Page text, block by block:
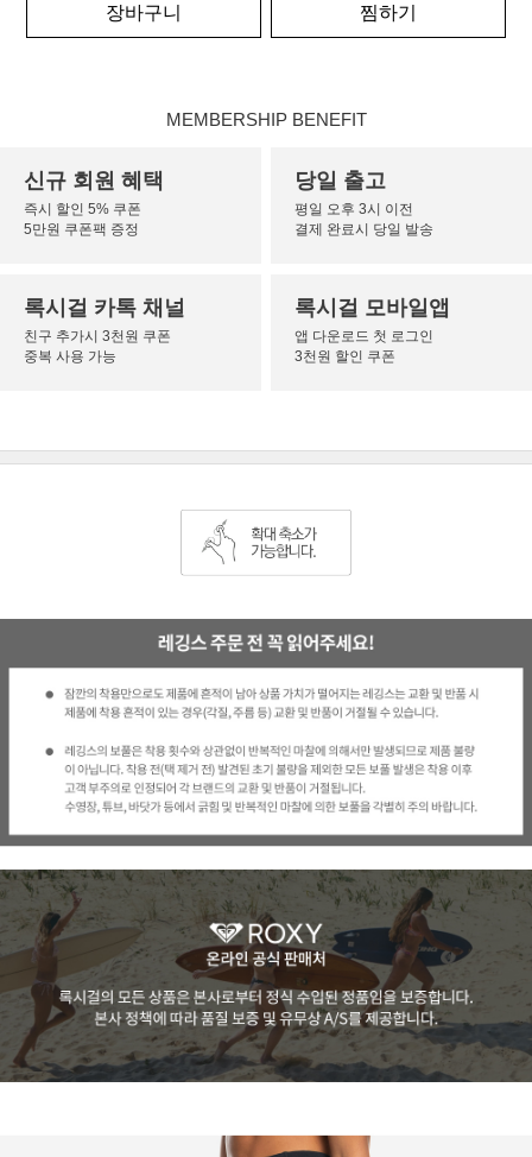
장바구니 찜하기
MEMBERSHIP BENEFIT
신규 회원 혜택
즉시 할인 5% 쿠폰
5만원 쿠폰팩 증정
당일 출고
평일 오후 3시 이전
결제 완료시 당일 발송
록시걸 카톡 채널
친구 추가시 3천원 쿠폰
중복 사용 가능
록시걸 모바일앱
앱 다운로드 첫 로그인
3천원 할인 쿠폰